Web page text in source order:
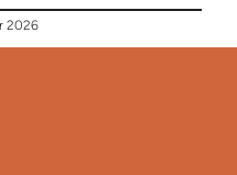
2026